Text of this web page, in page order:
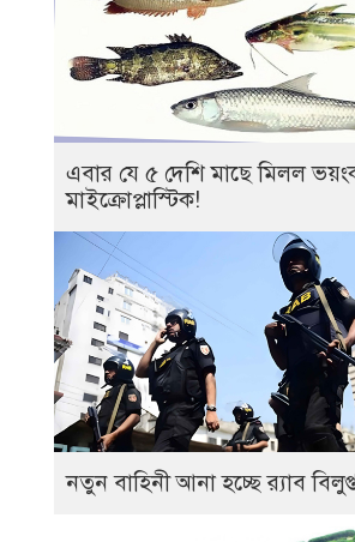
এবার যে ৫ দেশি মাছে মিলল
মাইক্রোপ্লাস্টিক!
নতুন বাহিনী আনা হচ্ছে র‍্যাব